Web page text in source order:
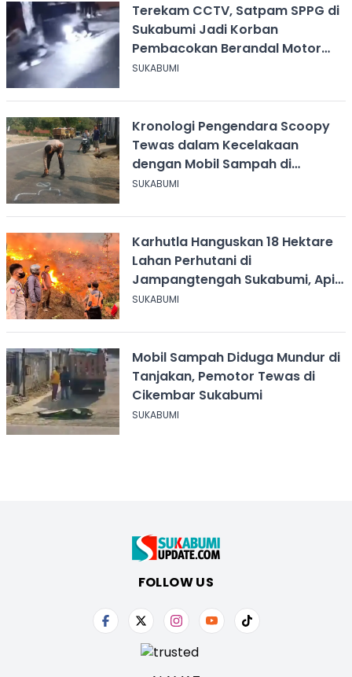
Terekam CCTV, Satpam SPPG di
Sukabumi Jadi Korban
Pembacokan Berandal Motor
Berbendera Persib
SUKABUMI
Kronologi Pengendara Scoopy
Tewas dalam Kecelakaan
dengan Mobil Sampah di
Ciangsana Sukabumi
SUKABUMI
Karhutla Hanguskan 18 Hektare
Lahan Perhutani di
Jampangtengah Sukabumi, Api
Masih Berkobar
SUKABUMI
Mobil Sampah Diduga Mundur di
Tanjakan, Pemotor Tewas di
Cikembar Sukabumi
SUKABUMI
FOLLOW US